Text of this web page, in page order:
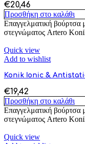
€20,46
Προσθήκη στο καλάθι
Επαγγελματική βούρτσα
στεγνώματος Artero
Quick view
Add to wishlist
Konik Ionic &
€19,42
Προσθήκη στο καλάθι
Επαγγελματική βούρτσα
στεγνώματος Artero
Quick view